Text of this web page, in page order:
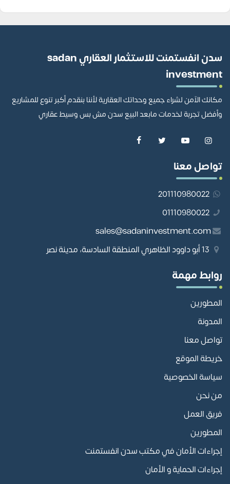
سدن انفستمنت للاستثمار العقاري sadan
investment
مكانك الآمن لشراء جميع وحداتك العقارية لأننا بنقدم أكبر تنوع للمشاريع
وأفضل تجربة لخدمات مابعد البيع سدن مش بس وسيط عقاري
تواصل معنا
201110980022
01110980022
sales@sadaninvestment.com
روابط مهمة
المطورين
المدونة
تواصل معنا
خريطة الموقع
سياسة الخصوصية
من نحن
فريق العمل
المطورين
إجراءات الأمان في مكتب سدن انفستمنت
إجراءات الحماية و الأمان